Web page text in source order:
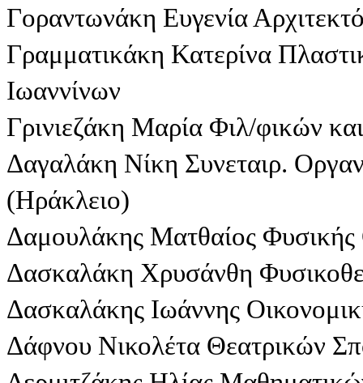
Γοραντωνάκη Ευγενία
Γραμματικάκη Κατερίνα
Ιωαννίνων
Γρινιεζάκη Μαρία Φιλ/φικών
Δαγαλάκη Νίκη Συνεταιρ.
(Ηράκλειο)
Δαμουλάκης Ματθαίος Φυσικής
Δασκαλάκη Χρυσάνθη
Δασκαλάκης Ιωάννης
Δάφνου Νικολέτα Θεατρικών